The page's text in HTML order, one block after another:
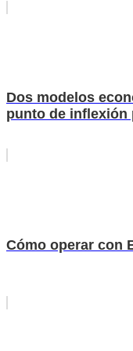
Dos modelos
punto de inflexión
Cómo operar con